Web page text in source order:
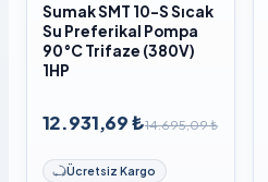
Sumak SMT 10-S Sıcak
Su Preferikal Pompa
90°C Trifaze (380V)
1HP
12.931,69 ₺14.695,09 ₺
Ücretsiz Kargo